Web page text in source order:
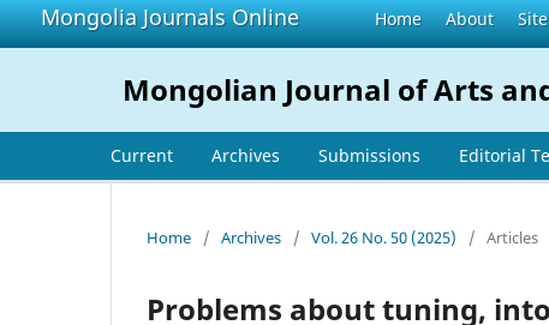
Mongolia Journals Online Home About
Mongolian Journal of Arts
Current Archives Submissions Editorial
Home / Archives / Vol. 26 No. 50 (2025) / Articles
Problems about tuning,